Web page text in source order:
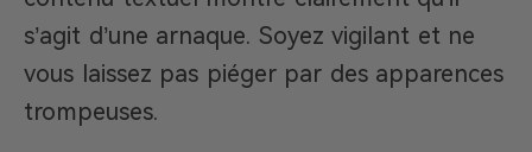
s’agit d’une arnaque. Soyez vigilant et ne
vous laissez pas piéger par des apparences
trompeuses.